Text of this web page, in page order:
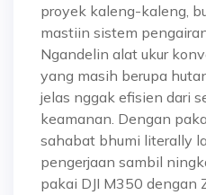
proyek kaleng-kaleng,
mastiin sistem
Ngandelin alat ukur
yang masih berupa
jelas nggak efisien dari
keamanan. Dengan
sahabat bhumi literally
pengerjaan sambil
pakai DJI M350 dengan